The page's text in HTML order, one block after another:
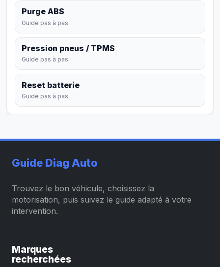
Purge ABS
Guide pas à pas
Pression pneus / TPMS
Guide pas à pas
Reset batterie
Guide pas à pas
Guide Diag Auto
Trouvez le bon véhicule, choisissez la
motorisation, puis suivez le guide adapté à votre
intervention.
Marques
recherchées